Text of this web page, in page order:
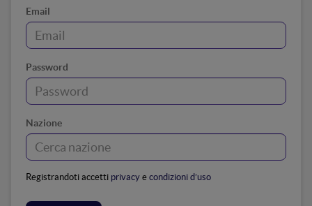
Email
Password
Nazione
Registrandoti accetti privacy e condizioni d’uso